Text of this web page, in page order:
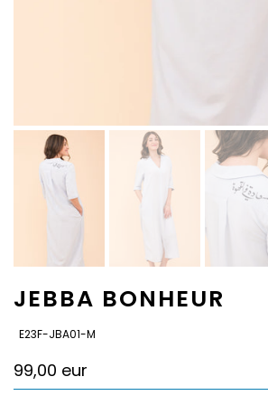
JEBBA BONHEUR
SKU:
E23F-JBA01-M
99,00 eur